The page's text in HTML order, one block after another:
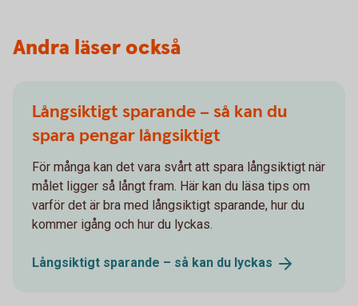
Andra läser också
Långsiktigt sparande – så kan du
spara pengar långsiktigt
För många kan det vara svårt att spara långsiktigt när
målet ligger så långt fram. Här kan du läsa tips om
varför det är bra med långsiktigt sparande, hur du
kommer igång och hur du lyckas.
Långsiktigt sparande – så kan du lyckas